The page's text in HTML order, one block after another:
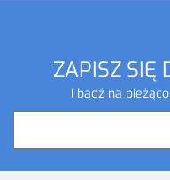
ZAPISZ SIĘ
I bądź na